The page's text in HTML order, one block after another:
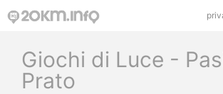
Giochi di Luce -
Prato